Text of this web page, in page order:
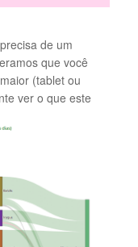
de um
que você
(tablet ou
ver o que este